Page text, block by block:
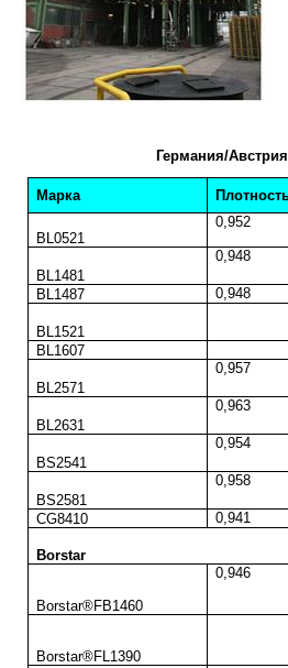
Германия/
Марка
BL0521
0,952
BL1481
0,948
BL1487 0,948
BL1521
BL1607
BL2571
0,957
BL2631
0,963
BS2541
0,954
BS2581
0,958
CG8410 0,941
Borstar
Borstar®FB1460
0,946
Borstar®FL1390